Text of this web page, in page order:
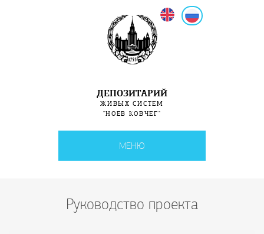
EnglishРусский
ДЕПОЗИТАРИЙ
ЖИВЫХ СИСТЕМ
"НОЕВ КОВЧЕГ"
МЕНЮ
Руководство проекта